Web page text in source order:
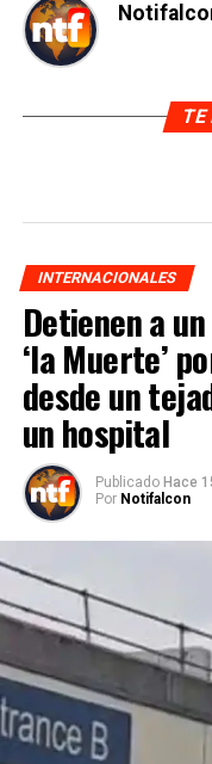
TE
INTERNACIONALES
Detienen a
‘la Muerte’
desde un
un hospital
Publicado Hace
Por Notifalcon